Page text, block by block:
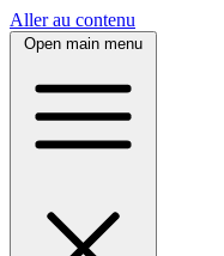
Aller au contenu
Open main menu
Panneau de gestion des